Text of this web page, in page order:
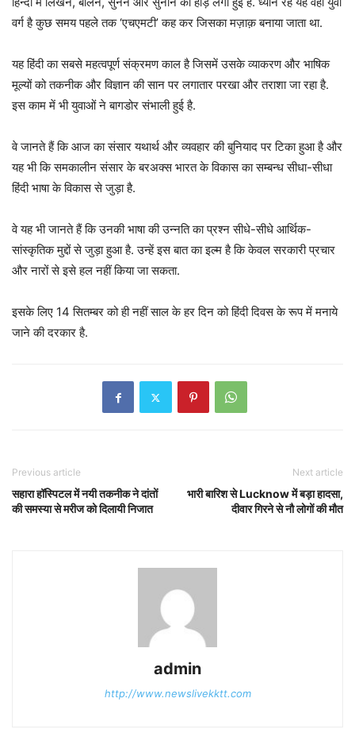
वर्ग है कुछ समय पहले तक ‘एचएमटी’ कह कर जिसका मज़ाक़ बनाया जाता था.
यह हिंदी का सबसे महत्वपूर्ण संक्रमण काल है जिसमें उसके व्याकरण और भाषिक
मूल्यों को तकनीक और विज्ञान की सान पर लगातार परखा और तराशा जा रहा है.
इस काम में भी युवाओं ने बागडोर संभाली हुई है.
वे जानते हैं कि आज का संसार यथार्थ और व्यवहार की बुनियाद पर टिका हुआ है और
यह भी कि समकालीन संसार के बरअक्स भारत के विकास का सम्बन्ध सीधा-सीधा
हिंदी भाषा के विकास से जुड़ा है.
वे यह भी जानते हैं कि उनकी भाषा की उन्नति का प्रश्न सीधे-सीधे आर्थिक-
सांस्कृतिक मुद्दों से जुड़ा हुआ है. उन्हें इस बात का इल्म है कि केवल सरकारी प्रचार
और नारों से इसे हल नहीं किया जा सकता.
इसके लिए 14 सितम्बर को ही नहीं साल के हर दिन को हिंदी दिवस के रूप में मनाये
जाने की दरकार है.
Previous article
सहारा हॉस्पिटल में नयी तकनीक ने दांतों
की समस्या से मरीज को दिलायी निजात
Next article
भारी बारिश से Lucknow में बड़ा हादसा,
दीवार गिरने से नौ लोगों की मौत
admin
http://www.newslivekktt.com